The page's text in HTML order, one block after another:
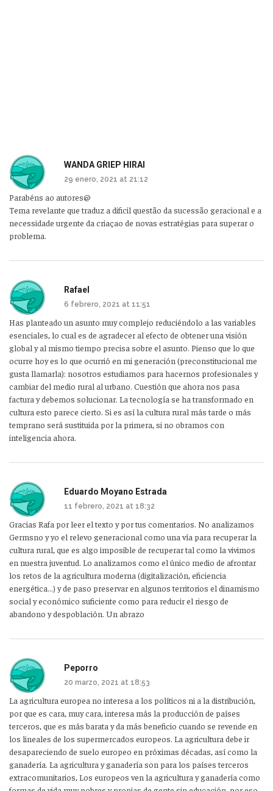
WANDA GRIEP HIRAI
29 enero, 2021 at 21:12
Parabéns ao autores@
Tema revelante que traduz a dificil questão da sucessão geracional e a
necessidade urgente da criaçao de novas estratégias para superar o
problema.
Rafael
6 febrero, 2021 at 11:51
Has planteado un asunto muy complejo reduciéndolo a las variables
esenciales, lo cual es de agradecer al efecto de obtener una visión
global y al mismo tiempo precisa sobre el asunto. Pienso que lo que
ocurre hoy es lo que ocurrió en mi generación (preconstitucional me
gusta llamarla): nosotros estudiamos para hacernos profesionales y
cambiar del medio rural al urbano. Cuestión que ahora nos pasa
factura y debemos solucionar. La tecnología se ha transformado en
cultura esto parece cierto. Si es así la cultura rural más tarde o más
temprano será sustituida por la primera, si no obramos con
inteligencia ahora.
Eduardo Moyano Estrada
11 febrero, 2021 at 18:32
Gracias Rafa por leer el texto y por tus comentarios. No analizamos
Germsno y yo el relevo generacional como una vía para recuperar la
cultura rural, que es algo imposible de recuperar tal como la vivimos
en nuestra juventud. Lo analizamos como el único medio de afrontar
los retos de la agricultura moderna (digitalización, eficiencia
energética…) y de paso preservar en algunos territorios el dinamismo
social y económico suficiente como para reducir el riesgo de
abandono y despoblación. Un abrazo
Peporro
20 marzo, 2021 at 18:53
La agricultura europea no interesa a los políticos ni a la distribución,
por que es cara, muy cara, interesa más la producción de países
terceros, que es más barata y da más beneficio cuando se revende en
los lineales de los supermercados europeos. La agricultura debe ir
desapareciendo de suelo europeo en próximas décadas, así como la
ganadería. La agricultura y ganadería son para los países terceros
extracomunitarios, Los europeos ven la agricultura y ganadería como